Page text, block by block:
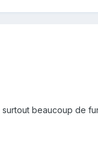
beaucoup de